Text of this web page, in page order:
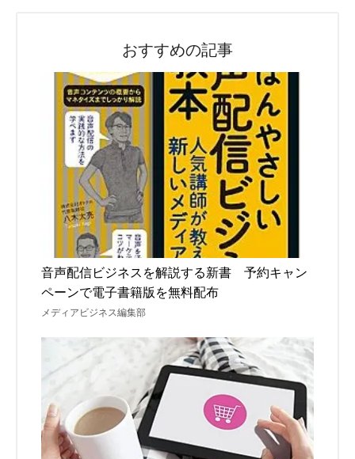
おすすめの記事
音声配信ビジネスを解説する新書 予約キャン
ペーンで電子書籍版を無料配布
メディアビジネス編集部